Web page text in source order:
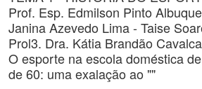
Prof. Esp. Edmilson Pinto
Janina Azevedo Lima - Taise
Prol3. Dra. Kátia Brandão
O esporte na escola doméstica
de 60: uma exalação ao ""